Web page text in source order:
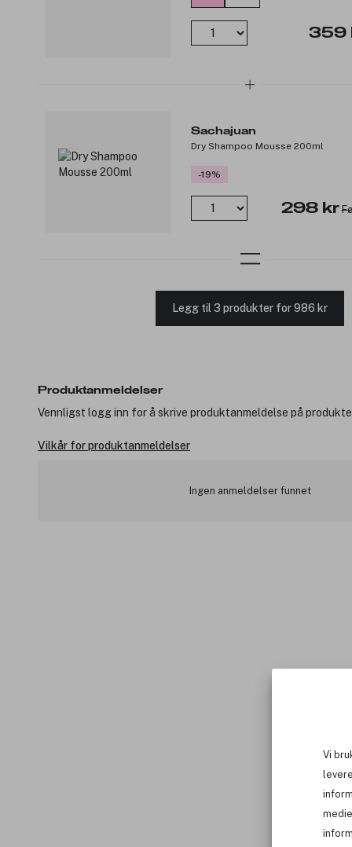
Vi
359
Sachajuan
Dry Shampoo Mousse 200ml
-19%
298 kr
Legg til 3 produkter for 986 kr
Produktanmeldelser
Vennligst logg inn for å skrive produktanmeldelse på
Vilkår for produktanmeldelser
Ingen anmeldelser funnet